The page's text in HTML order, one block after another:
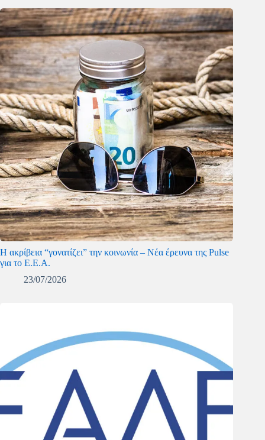
Η ακρίβεια “γονατίζει” την κοινωνία – Νέα έρευνα της Pulse
για το Ε.Ε.Α.
23/07/2026